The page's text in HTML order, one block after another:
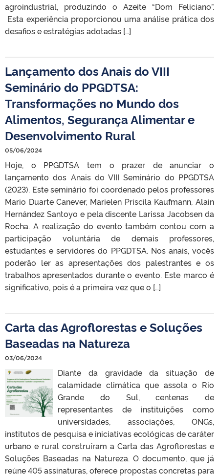
agroindustrial, produzindo o Azeite “Dom Feliciano”.
Esta experiência proporcionou uma análise prática dos
desafios e estratégias adotadas […]
Lançamento dos Anais do VIII
Seminário do PPGDTSA:
Transformações no Mundo dos
Alimentos, Segurança Alimentar e
Desenvolvimento Rural
05/06/2024
Hoje, o PPGDTSA tem o prazer de anunciar o
lançamento dos Anais do VIII Seminário do PPGDTSA
(2023). Este seminário foi coordenado pelos professores
Mario Duarte Canever, Marielen Priscila Kaufmann, Alain
Hernández Santoyo e pela discente Larissa Jacobsen da
Rocha. A realização do evento também contou com a
participação voluntária de demais professores,
estudantes e servidores do PPGDTSA. Nos anais, vocês
poderão ler as apresentações dos palestrantes e os
trabalhos apresentados durante o evento. Este marco é
significativo, pois é a primeira vez que o […]
Carta das Agroflorestas e Soluções
Baseadas na Natureza
03/06/2024
Diante da gravidade da situação de
calamidade climática que assola o Rio
Grande do Sul, centenas de
representantes de instituições como
universidades, associações, ONGs,
institutos de pesquisa e iniciativas ecológicas de caráter
urbano e rural construíram a Carta das Agroflorestas e
Soluções Baseadas na Natureza. O documento, que já
reúne 405 assinaturas, oferece propostas concretas para